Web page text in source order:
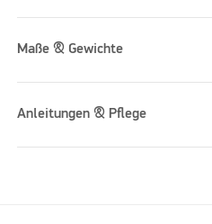
Maße & Gewichte
Anleitungen & Pflege